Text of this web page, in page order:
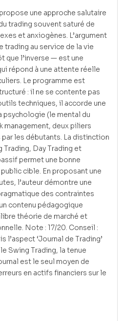
une approche salutaire
trading souvent saturé de
et anxiogènes. L’argument
trading au service de la vie
que l’inverse — est une
répond à une attente réelle
Le programme est
: il ne se contente pas
techniques, il accorde une
psychologie (le mental du
management, deux piliers
les débutants. La distinction
Trading, Day Trading et
permet une bonne
cible. En proposant une
l’auteur démontre une
des contraintes
contenu pédagogique
théorie de marché et
Note : 17/20. Conseil :
l’aspect ‘Journal de Trading’
Swing Trading, la tenue
est le seul moyen de
en actifs financiers sur le